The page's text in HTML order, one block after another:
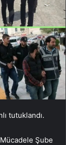
tutuklandı.
Şube